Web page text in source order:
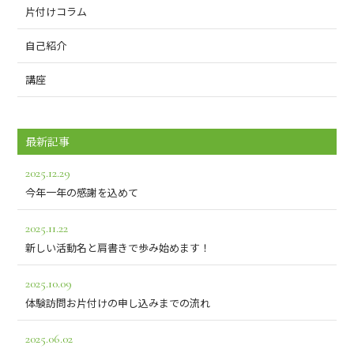
片付けコラム
自己紹介
講座
最新記事
2025.12.29
今年一年の感謝を込めて
2025.11.22
新しい活動名と肩書きで歩み始めます！
2025.10.09
体験訪問お片付けの申し込みまでの流れ
2025.06.02